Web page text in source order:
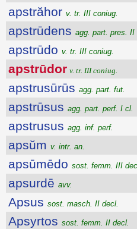
apstrăhor v. tr. III coniug.
apstrūdens agg. part. pres. II
apstrūdo v. tr. III coniug.
apstrūdor v. tr. III coniug.
apstrusūrūs agg. part. fut.
apstrūsus agg. part. perf. I cl.
apstrusus agg. inf. perf.
apsŭm v. intr. an.
apsūmēdo sost. femm. III
apsurdē avv.
Apsus sost. masch. II decl.
Apsyrtos sost. femm. II decl.